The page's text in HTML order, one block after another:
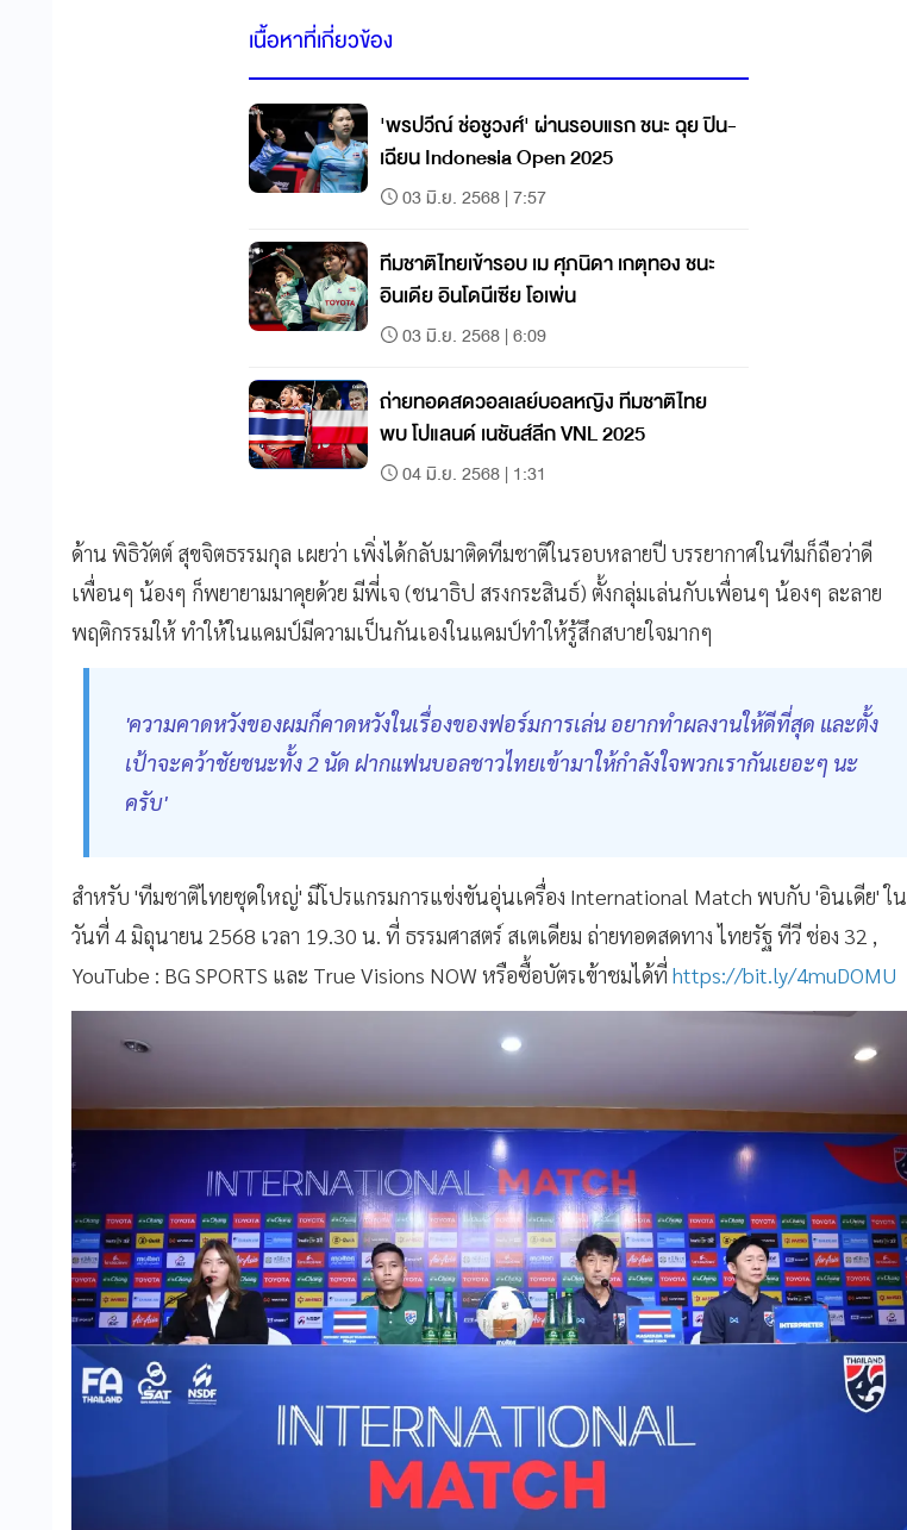
เนื้อหาที่เกี่ยวข้อง
'พรปวีณ์ ช่อชูวงศ์' ผ่านรอบแรก ชนะ ฉุย ปิน-
เฉียน Indonesia Open 2025
03 มิ.ย. 2568 | 7:57
ทีมชาติไทยเข้ารอบ เม ศุภนิดา เกตุทอง ชนะ
อินเดีย อินโดนีเซีย โอเพ่น
03 มิ.ย. 2568 | 6:09
ถ่ายทอดสดวอลเลย์บอลหญิง ทีมชาติไทย
พบ โปแลนด์ เนชันส์ลีก VNL 2025
04 มิ.ย. 2568 | 1:31
ด้าน พิธิวัตต์ สุขจิตธรรมกุล เผยว่า เพิ่งได้กลับมาติดทีมชาติในรอบหลายปี บรรยากาศในทีมก็ถือว่าดี
เพื่อนๆ น้องๆ ก็พยายามมาคุยด้วย มีพี่เจ (ชนาธิป สรงกระสินธ์) ตั้งกลุ่มเล่นกับเพื่อนๆ น้องๆ ละลาย
พฤติกรรมให้ ทำให้ในแคมป์มีความเป็นกันเองในแคมป์ทำให้รู้สึกสบายใจมากๆ
'ความคาดหวังของผมก็คาดหวังในเรื่องของฟอร์มการเล่น อยากทำผลงานให้ดีที่สุด และตั้ง
เป้าจะคว้าชัยชนะทั้ง 2 นัด ฝากแฟนบอลชาวไทยเข้ามาให้กำลังใจพวกเรากันเยอะๆ นะ
ครับ'
สำหรับ 'ทีมชาติไทยชุดใหญ่' มีโปรแกรมการแข่งขันอุ่นเครื่อง International Match พบกับ 'อินเดีย' ใน
วันที่ 4 มิถุนายน 2568 เวลา 19.30 น. ที่ ธรรมศาสตร์ สเตเดียม ถ่ายทอดสดทาง ไทยรัฐ ทีวี ช่อง 32 ,
YouTube : BG SPORTS และ True Visions NOW หรือซื้อบัตรเข้าชมได้ที่ https://bit.ly/4muDOMU